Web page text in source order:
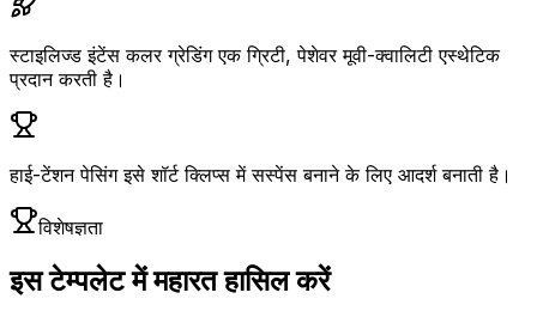
स्टाइलिज्ड इंटेंस कलर ग्रेडिंग एक ग्रिटी, पेशेवर मूवी-क्वालिटी एस्थेटिक
प्रदान करती है।
हाई-टेंशन पेसिंग इसे शॉर्ट क्लिप्स में सस्पेंस बनाने के लिए आदर्श बनाती है।
विशेषज्ञता
इस टेम्पलेट में महारत हासिल करें